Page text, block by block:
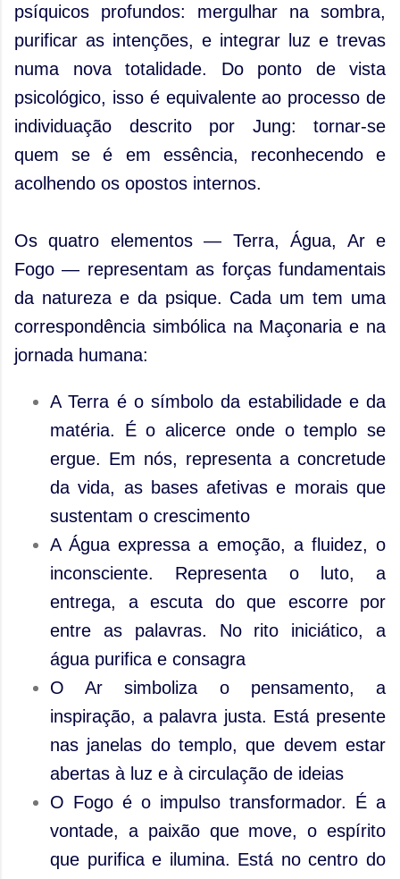
psíquicos profundos: mergulhar na sombra,
purificar as intenções, e integrar luz e trevas
numa nova totalidade. Do ponto de vista
psicológico, isso é equivalente ao processo de
individuação descrito por Jung: tornar-se
quem se é em essência, reconhecendo e
acolhendo os opostos internos.
Os quatro elementos — Terra, Água, Ar e
Fogo — representam as forças fundamentais
da natureza e da psique. Cada um tem uma
correspondência simbólica na Maçonaria e na
jornada humana:
A Terra é o símbolo da estabilidade e da
matéria. É o alicerce onde o templo se
ergue. Em nós, representa a concretude
da vida, as bases afetivas e morais que
sustentam o crescimento
A Água expressa a emoção, a fluidez, o
inconsciente. Representa o luto, a
entrega, a escuta do que escorre por
entre as palavras. No rito iniciático, a
água purifica e consagra
O Ar simboliza o pensamento, a
inspiração, a palavra justa. Está presente
nas janelas do templo, que devem estar
abertas à luz e à circulação de ideias
O Fogo é o impulso transformador. É a
vontade, a paixão que move, o espírito
que purifica e ilumina. Está no centro do